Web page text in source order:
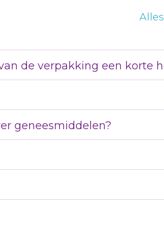
de verpakking een korte
geneesmiddelen?